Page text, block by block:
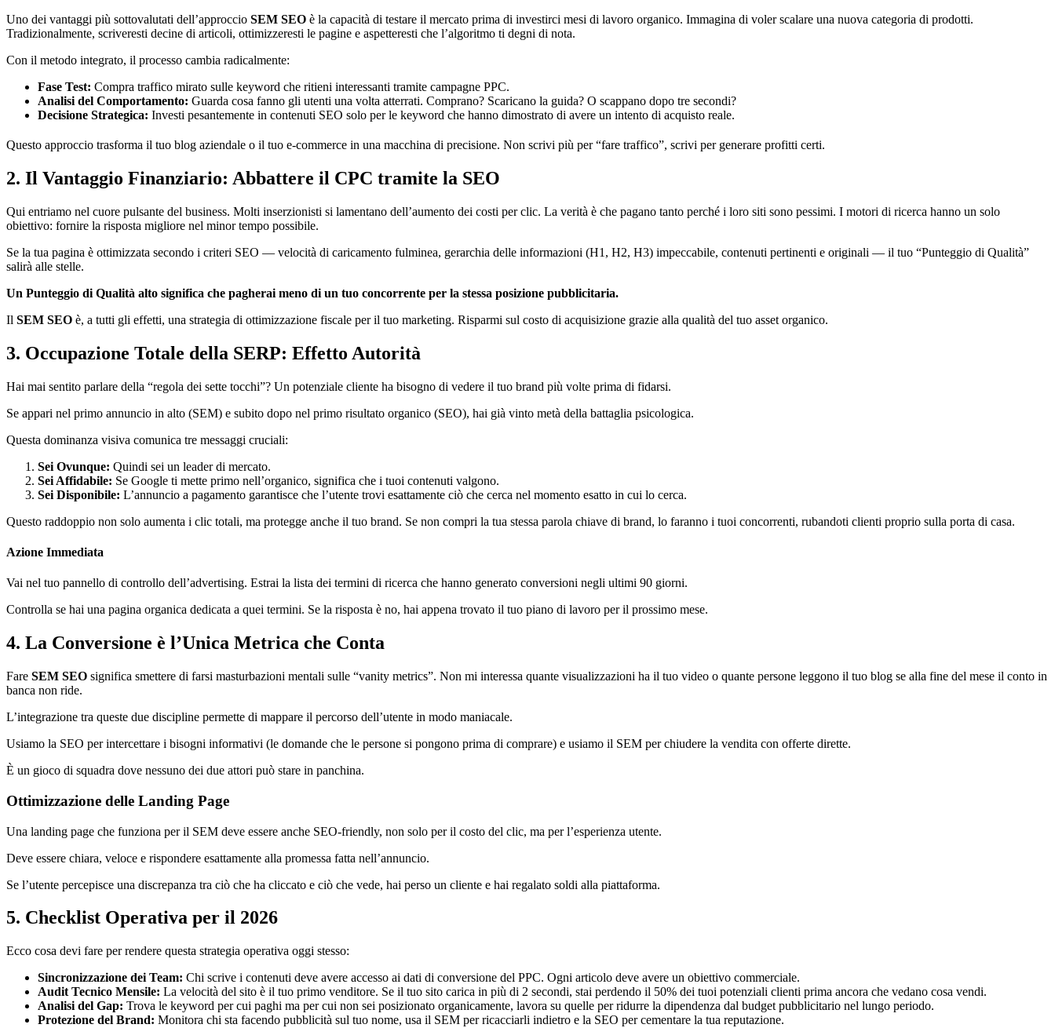
Uno dei vantaggi più sottovalutati dell’approccio SEM SEO è la capacità di testare il mercato prima di investirci mesi di lavoro organico. Immagina di voler scalare una nuova categoria di prodotti.
Tradizionalmente, scriveresti decine di articoli, ottimizzeresti le pagine e aspetteresti che l’algoritmo ti degni di nota.
Con il metodo integrato, il processo cambia radicalmente:
Fase Test: Compra traffico mirato sulle keyword che ritieni interessanti tramite campagne PPC.
Analisi del Comportamento: Guarda cosa fanno gli utenti una volta atterrati. Comprano? Scaricano la guida? O scappano dopo tre secondi?
Decisione Strategica: Investi pesantemente in contenuti SEO solo per le keyword che hanno dimostrato di avere un intento di acquisto reale.
Questo approccio trasforma il tuo blog aziendale o il tuo e-commerce in una macchina di precisione. Non scrivi più per “fare traffico”, scrivi per generare profitti certi.
2. Il Vantaggio Finanziario: Abbattere il CPC tramite la SEO
Qui entriamo nel cuore pulsante del business. Molti inserzionisti si lamentano dell’aumento dei costi per clic. La verità è che pagano tanto perché i loro siti sono pessimi. I motori di ricerca hanno un solo
obiettivo: fornire la risposta migliore nel minor tempo possibile.
Se la tua pagina è ottimizzata secondo i criteri SEO — velocità di caricamento fulminea, gerarchia delle informazioni (H1, H2, H3) impeccabile, contenuti pertinenti e originali — il tuo “Punteggio di Qualità”
salirà alle stelle.
Un Punteggio di Qualità alto significa che pagherai meno di un tuo concorrente per la stessa posizione pubblicitaria.
Il SEM SEO è, a tutti gli effetti, una strategia di ottimizzazione fiscale per il tuo marketing. Risparmi sul costo di acquisizione grazie alla qualità del tuo asset organico.
3. Occupazione Totale della SERP: Effetto Autorità
Hai mai sentito parlare della “regola dei sette tocchi”? Un potenziale cliente ha bisogno di vedere il tuo brand più volte prima di fidarsi.
Se appari nel primo annuncio in alto (SEM) e subito dopo nel primo risultato organico (SEO), hai già vinto metà della battaglia psicologica.
Questa dominanza visiva comunica tre messaggi cruciali:
Sei Ovunque: Quindi sei un leader di mercato.
Sei Affidabile: Se Google ti mette primo nell’organico, significa che i tuoi contenuti valgono.
Sei Disponibile: L’annuncio a pagamento garantisce che l’utente trovi esattamente ciò che cerca nel momento esatto in cui lo cerca.
Questo raddoppio non solo aumenta i clic totali, ma protegge anche il tuo brand. Se non compri la tua stessa parola chiave di brand, lo faranno i tuoi concorrenti, rubandoti clienti proprio sulla porta di casa.
Azione Immediata
Vai nel tuo pannello di controllo dell’advertising. Estrai la lista dei termini di ricerca che hanno generato conversioni negli ultimi 90 giorni.
Controlla se hai una pagina organica dedicata a quei termini. Se la risposta è no, hai appena trovato il tuo piano di lavoro per il prossimo mese.
4. La Conversione è l’Unica Metrica che Conta
Fare SEM SEO significa smettere di farsi masturbazioni mentali sulle “vanity metrics”. Non mi interessa quante visualizzazioni ha il tuo video o quante persone leggono il tuo blog se alla fine del mese il conto in
banca non ride.
L’integrazione tra queste due discipline permette di mappare il percorso dell’utente in modo maniacale.
Usiamo la SEO per intercettare i bisogni informativi (le domande che le persone si pongono prima di comprare) e usiamo il SEM per chiudere la vendita con offerte dirette.
È un gioco di squadra dove nessuno dei due attori può stare in panchina.
Ottimizzazione delle Landing Page
Una landing page che funziona per il SEM deve essere anche SEO-friendly, non solo per il costo del clic, ma per l’esperienza utente.
Deve essere chiara, veloce e rispondere esattamente alla promessa fatta nell’annuncio.
Se l’utente percepisce una discrepanza tra ciò che ha cliccato e ciò che vede, hai perso un cliente e hai regalato soldi alla piattaforma.
5. Checklist Operativa per il 2026
Ecco cosa devi fare per rendere questa strategia operativa oggi stesso:
Sincronizzazione dei Team: Chi scrive i contenuti deve avere accesso ai dati di conversione del PPC. Ogni articolo deve avere un obiettivo commerciale.
Audit Tecnico Mensile: La velocità del sito è il tuo primo venditore. Se il tuo sito carica in più di 2 secondi, stai perdendo il 50% dei tuoi potenziali clienti prima ancora che vedano cosa vendi.
Analisi del Gap: Trova le keyword per cui paghi ma per cui non sei posizionato organicamente, lavora su quelle per ridurre la dipendenza dal budget pubblicitario nel lungo periodo.
Protezione del Brand: Monitora chi sta facendo pubblicità sul tuo nome, usa il SEM per ricacciarli indietro e la SEO per cementare la tua reputazione.